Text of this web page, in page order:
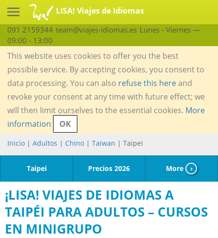
LISA! Viajes de Idiomas
091 2159344 team@viajes-idiomas.es Lunes - Viernes —
09:00 - 13:00
This website uses cookies to offer you the best
possible service. By accepting cookies, you consent to
data processing. You can also refuse this hereand
revoke your consent at any time with future effect; we
will then limit ourselves to the essential cookies. More
information
OK
Inicio | Adultos | Chino | Taiwan | Taipei
Taipei Precios 2026 More ›
¡LISA! VIAJES DE IDIOMAS A
TAIPÉI PARA ADULTOS – CURSOS
EN MINIGRUPO